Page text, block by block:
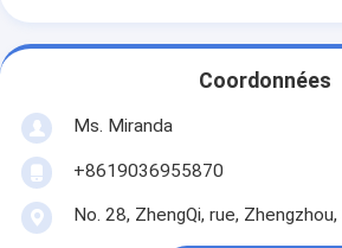
Coordonnées
Ms. Miranda
+8619036955870
No. 28, ZhengQi, rue, Zhengzhou,